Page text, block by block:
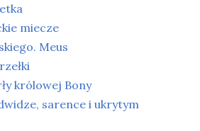
miecze
Meus
królowej Bony
sarence i ukrytym